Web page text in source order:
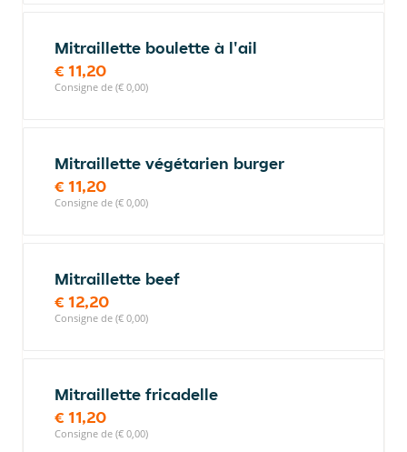
Mitraillette boulette à l'ail
€ 11,20
Consigne de (€ 0,00)
Mitraillette végétarien burger
€ 11,20
Consigne de (€ 0,00)
Mitraillette beef
€ 12,20
Consigne de (€ 0,00)
Mitraillette fricadelle
€ 11,20
Consigne de (€ 0,00)